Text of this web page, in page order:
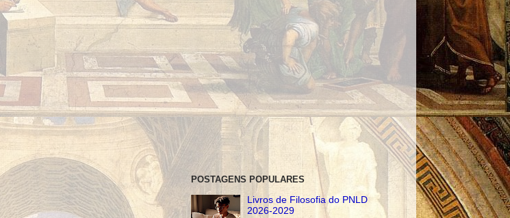
POSTAGENS POPULARES
Livros de Filosofia do PNLD
2026-2029